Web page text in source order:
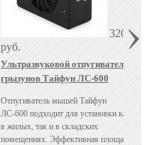
3200
руб.
Ультразвуковой отпугиватель
грызунов Тайфун ЛС-600
Отпугиватель мышей Тайфун
ЛС-600 подходит для установки как
в жилых, так и в складских
помещениях. Эффективная площадь